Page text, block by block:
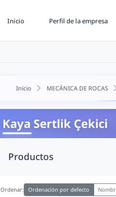
Inicio Perfil de la empresa
Inicio MECÁNICA DE ROCAS
Kaya Sertlik Çekici
Productos
Ordenar: Ordenación por defecto